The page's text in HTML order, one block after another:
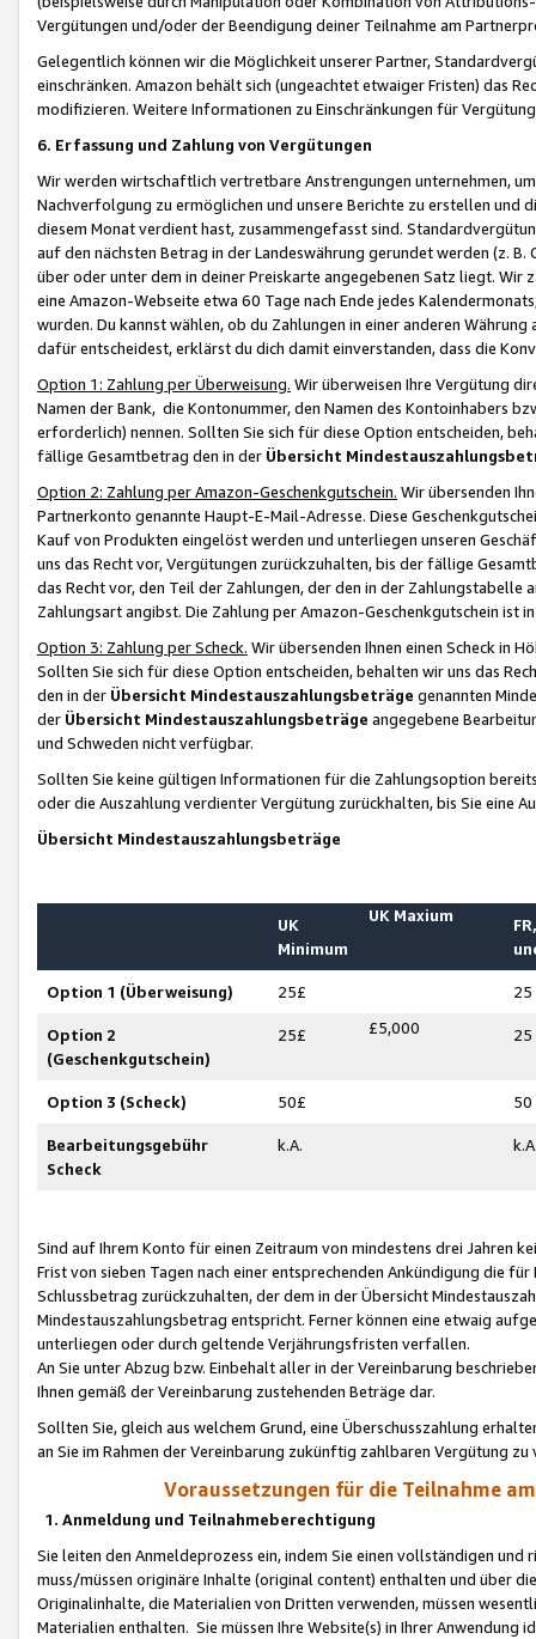
Vergütungen und/oder der Beendigung deiner Teilnahme am
Gelegentlich können wir die Möglichkeit unserer Partner,
einschränken. Amazon behält sich (ungeachtet etwaiger Fristen) das
modifizieren. Weitere Informationen zu Einschränkungen für
6. Erfassung und Zahlung von Vergütungen
Wir werden wirtschaftlich vertretbare Anstrengungen unternehmen,
Nachverfolgung zu ermöglichen und unsere Berichte zu erstellen und
diesem Monat verdient hast, zusammengefasst sind.
auf den nächsten Betrag in der Landeswährung gerundet werden (z.
über oder unter dem in deiner Preiskarte angegebenen Satz liegt.
eine Amazon-Webseite etwa 60 Tage nach Ende jedes
wurden. Du kannst wählen, ob du Zahlungen in einer anderen
dafür entscheidest, erklärst du dich damit einverstanden, dass die
Option 1: Zahlung per Überweisung. Wir überweisen Ihre Vergütung
Namen der Bank, die Kontonummer, den Namen des Kontoinhabers
erforderlich) nennen. Sollten Sie sich für diese Option entscheiden,
fällige Gesamtbetrag den in der Übersicht
Option 2: Zahlung per Amazon-Geschenkgutschein. Wir übersenden
Partnerkonto genannte Haupt-E-Mail-Adresse. Diese
Kauf von Produkten eingelöst werden und unterliegen unseren
uns das Recht vor, Vergütungen zurückzuhalten, bis der fällige
das Recht vor, den Teil der Zahlungen, der den in der
Zahlungsart angibst. Die Zahlung per Amazon-Geschenkgutschein ist
Option 3: Zahlung per Scheck. Wir übersenden Ihnen einen Scheck in
Sollten Sie sich für diese Option entscheiden, behalten wir uns das
den in der Übersicht Mindestauszahlungsbeträge genannten
der Übersicht Mindestauszahlungsbeträge angegebene
und Schweden nicht verfügbar.
Sollten Sie keine gültigen Informationen für die Zahlungsoption
oder die Auszahlung verdienter Vergütung zurückhalten, bis Sie
Übersicht Mindestauszahlungsbeträge
UK
Minimum
UK Maxium
Option 1 (Überweisung) 25£ 25
Option 2
(Geschenkgutschein)
25£ £5,000 25
Option 3 (Scheck) 50£ 50
Bearbeitungsgebühr
Scheck
k.A.
Sind auf Ihrem Konto für einen Zeitraum von mindestens drei Jahren
Frist von sieben Tagen nach einer entsprechenden Ankündigung die
Schlussbetrag zurückzuhalten, der dem in der Übersicht
Mindestauszahlungsbetrag entspricht. Ferner können eine etwaig
unterliegen oder durch geltende Verjährungsfristen verfallen.
An Sie unter Abzug bzw. Einbehalt aller in der Vereinbarung
Ihnen gemäß der Vereinbarung zustehenden Beträge dar.
Sollten Sie, gleich aus welchem Grund, eine Überschusszahlung
an Sie im Rahmen der Vereinbarung zukünftig zahlbaren Vergütung zu
Voraussetzungen für die Teilnahme
1. Anmeldung und Teilnahmeberechtigung
Sie leiten den Anmeldeprozess ein, indem Sie einen vollständigen
muss/müssen originäre Inhalte (original content) enthalten und über
Originalinhalte, die Materialien von Dritten verwenden, müssen
Materialien enthalten. Sie müssen Ihre Website(s) in Ihrer Anwendung